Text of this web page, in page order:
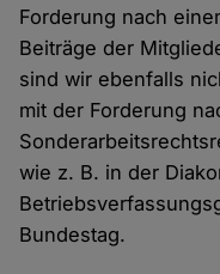
Forderung nach
Beiträge der
sind wir ebenfalls
mit der Forderung
wie z. B. in der
Bundestag.